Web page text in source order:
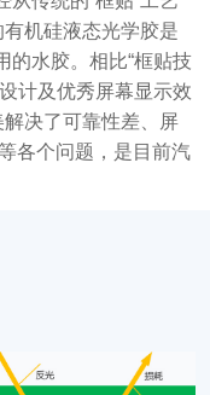
有机硅液态光学胶是
的水胶。相比“框贴技
计及优秀屏幕显示效
解决了可靠性差、屏
各个问题，是目前汽